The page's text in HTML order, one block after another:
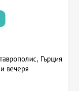
Гърция
вечеря